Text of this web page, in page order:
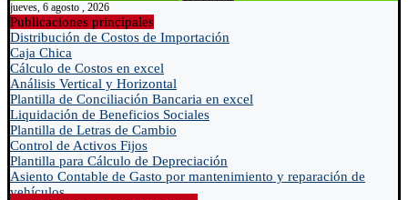
jueves, 6 agosto , 2026
Publicaciones principales
Distribución de Costos de Importación
Caja Chica
Cálculo de Costos en excel
Análisis Vertical y Horizontal
Plantilla de Conciliación Bancaria en excel
Liquidación de Beneficios Sociales
Plantilla de Letras de Cambio
Control de Activos Fijos
Plantilla para Cálculo de Depreciación
Asiento Contable de Gasto por mantenimiento y reparación de
vehículos